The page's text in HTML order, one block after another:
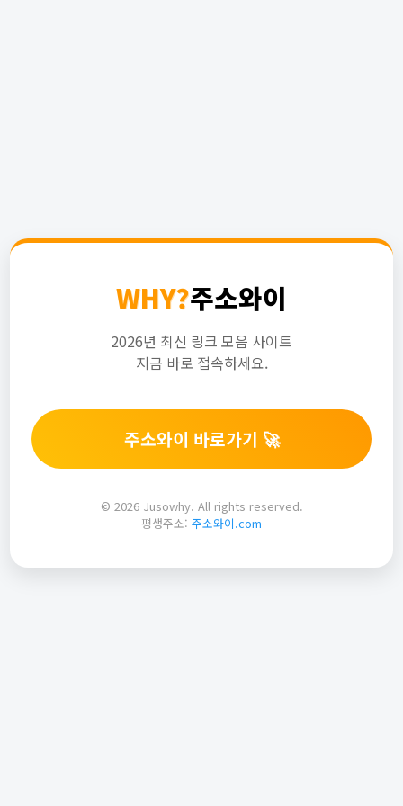
WHY?주소와이
2026년 최신 링크 모음 사이트
지금 바로 접속하세요.
주소와이 바로가기 🚀
© 2026 Jusowhy. All rights reserved.
평생주소: 주소와이.com